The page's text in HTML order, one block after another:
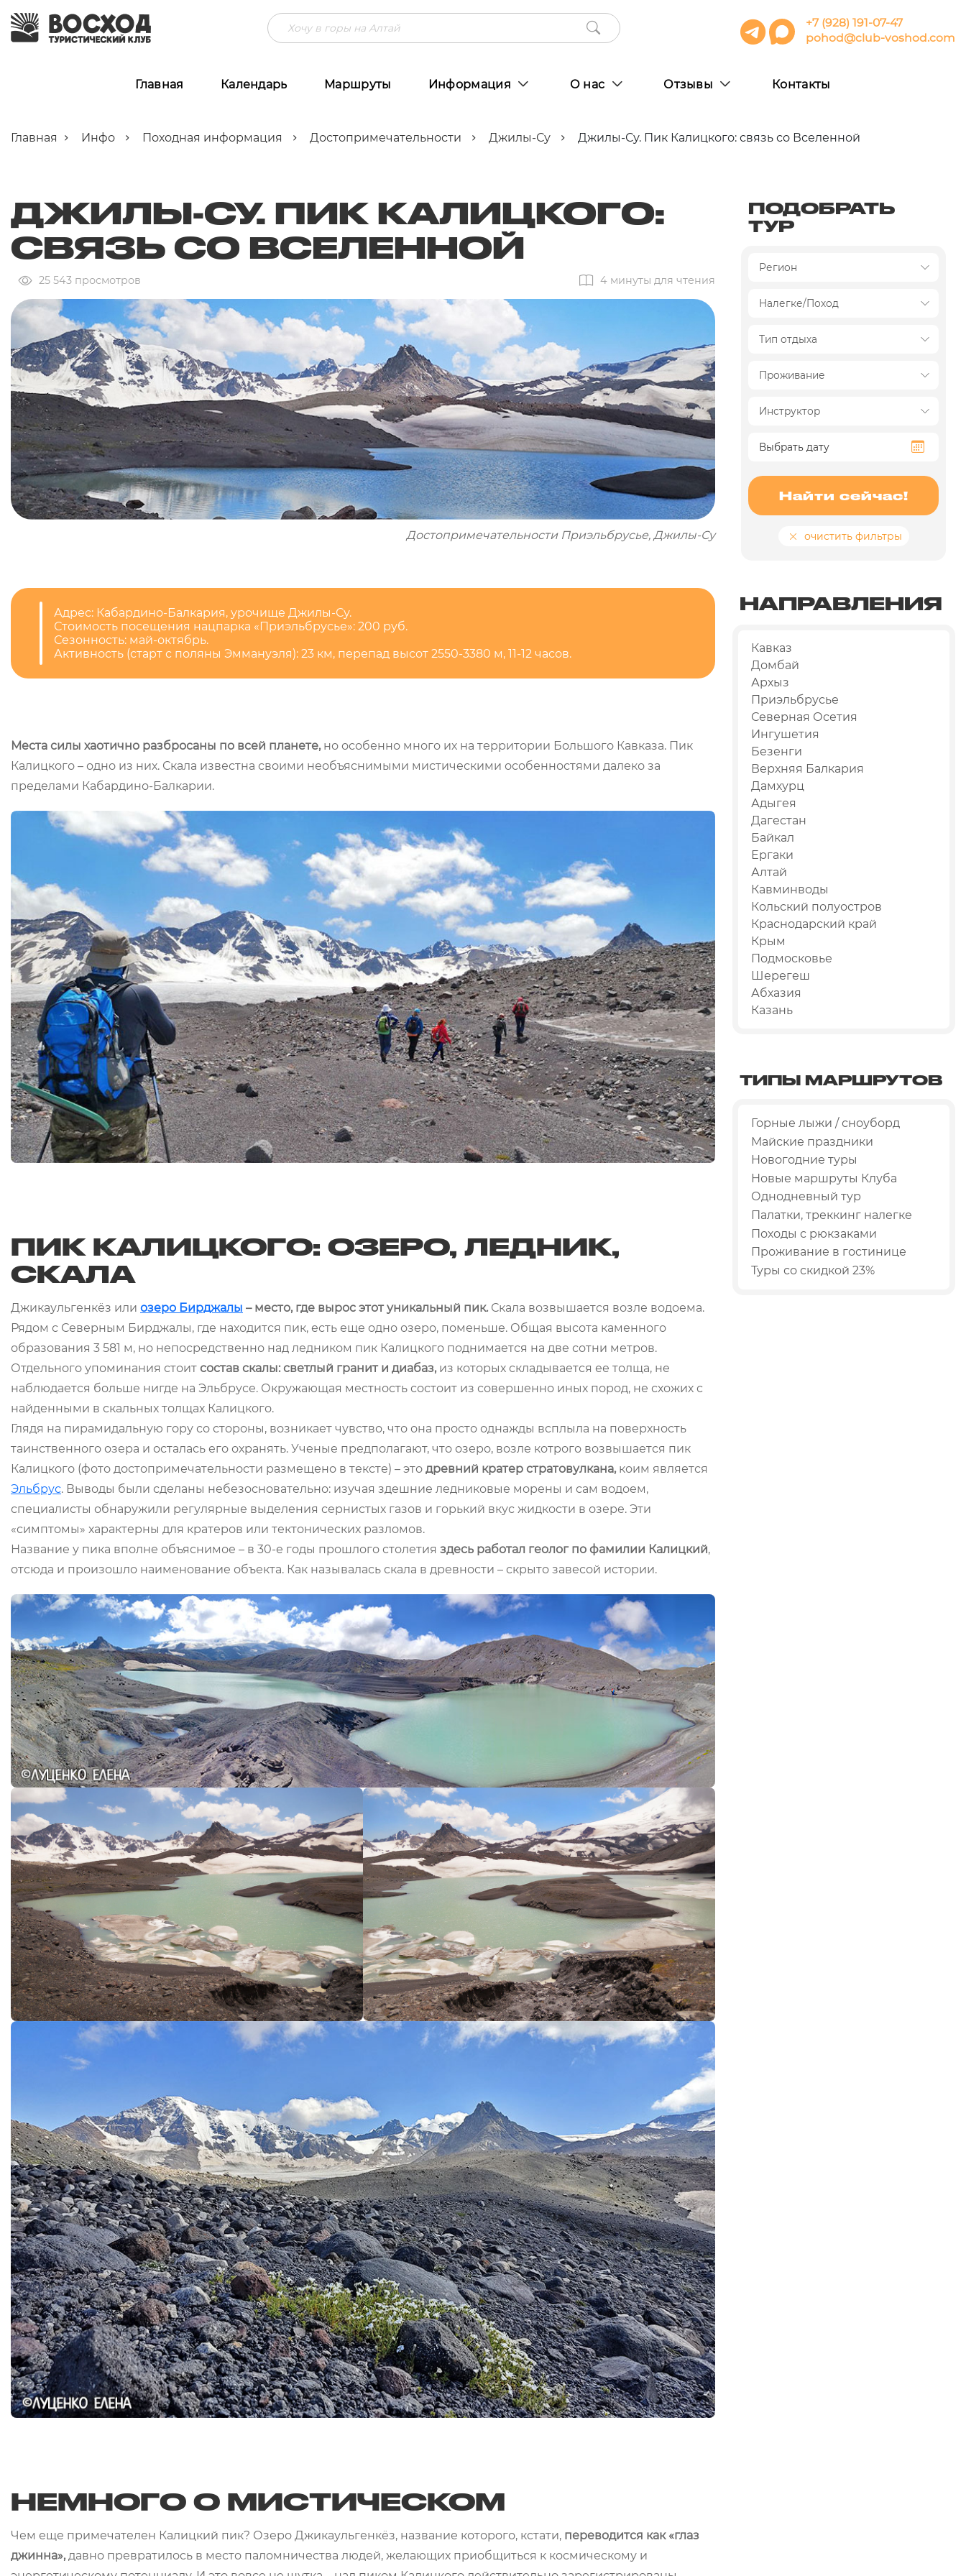
+7 (928) 191-07-47
pohod@club-voshod.com
Главная Календарь Маршруты Информация О нас Отзывы Контакты
Главная Инфо Походная информация Достопримечательности Джилы-Су Джилы-Су. Пик Калицкого: связь со Вселенной
ДЖИЛЫ-СУ. ПИК КАЛИЦКОГО:
СВЯЗЬ СО ВСЕЛЕННОЙ
25 543 просмотров 4 минуты для чтения
Достопримечательности Приэльбрусье, Джилы-Су
Адрес: Кабардино-Балкария, урочище Джилы-Су.
Стоимость посещения нацпарка «Приэльбрусье»: 200 руб.
Сезонность: май-октябрь.
Активность (старт с поляны Эммануэля): 23 км, перепад высот 2550-3380 м, 11-12 часов.
Места силы хаотично разбросаны по всей планете,но особенно много их на территории Большого Кавказа. Пик
Калицкого – одно из них. Скала известна своими необъяснимыми мистическими особенностями далеко за
пределами Кабардино-Балкарии.
ПИК КАЛИЦКОГО: ОЗЕРО, ЛЕДНИК,
СКАЛА
Джикаульгенкёз или озеро Бирджалы – место, где вырос этот уникальный пик. Скала возвышается возле водоема.
Рядом с Северным Бирджалы, где находится пик, есть еще одно озеро, поменьше. Общая высота каменного
образования 3 581 м, но непосредственно над ледником пик Калицкого поднимается на две сотни метров.
Отдельного упоминания стоит состав скалы: светлый гранит и диабаз,из которых складывается ее толща, не
наблюдается больше нигде на Эльбрусе. Окружающая местность состоит из совершенно иных пород, не схожих с
найденными в скальных толщах Калицкого.
Глядя на пирамидальную гору со стороны, возникает чувство, что она просто однажды всплыла на поверхность
таинственного озера и осталась его охранять. Ученые предполагают, что озеро, возле котрого возвышается пик
Калицкого (фото достопримечательности размещено в тексте) – это древний кратер стратовулкана,коим является
Эльбрус. Выводы были сделаны небезосновательно: изучая здешние ледниковые морены и сам водоем,
специалисты обнаружили регулярные выделения сернистых газов и горький вкус жидкости в озере. Эти
«симптомы» характерны для кратеров или тектонических разломов.
Название у пика вполне объяснимое – в 30-е годы прошлого столетия здесь работал геолог по фамилии Калицкий,
отсюда и произошло наименование объекта. Как называлась скала в древности – скрыто завесой истории.
НЕМНОГО О МИСТИЧЕСКОМ
Чем еще примечателен Калицкий пик? Озеро Джикаульгенкёз, название которого, кстати, переводится как «глаз
джинна»,давно превратилось в место паломничества людей, желающих приобщиться к космическому и
ПОДОБРАТЬ
ТУР
Найти сейчас!
очистить фильтры
НАПРАВЛЕНИЯ
Кавказ
Домбай
Архыз
Приэльбрусье
Северная Осетия
Ингушетия
Безенги
Верхняя Балкария
Дамхурц
Адыгея
Дагестан
Байкал
Ергаки
Алтай
Кавминводы
Кольский полуостров
Краснодарский край
Крым
Подмосковье
Шерегеш
Абхазия
Казань
ТИПЫ МАРШРУТОВ
Горные лыжи / сноуборд
Майские праздники
Новогодние туры
Новые маршруты Клуба
Однодневный тур
Палатки, треккинг налегке
Походы с рюкзаками
Проживание в гостинице
Туры со скидкой 23%